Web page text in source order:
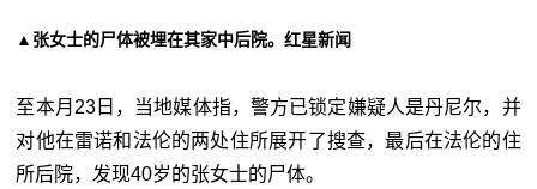
▲张女士的尸体被埋在其家中后院。红星新闻
至本月23日，当地媒体指，警方已锁定嫌疑人是丹尼尔，并
对他在雷诺和法伦的两处住所展开了搜查，最后在法伦的住
所后院，发现40岁的张女士的尸体。